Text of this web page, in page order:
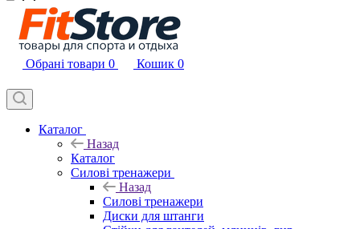
Обрані товари 0 Кошик 0
Каталог
Назад
Каталог
Силові тренажери
Назад
Силові тренажери
Диски для штанги